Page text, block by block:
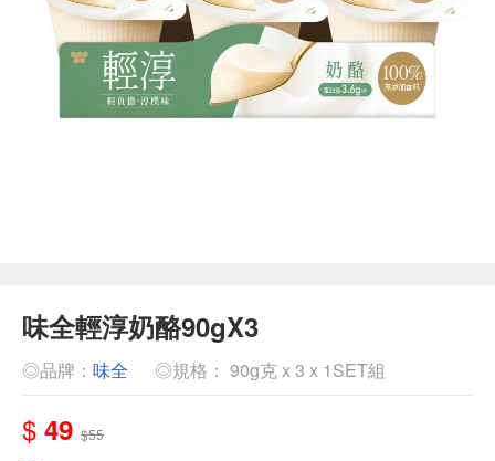
味全輕淳奶酪90gX3
◎品牌： 味全 ◎規格： 90g克 x 3 x 1SET組
$ 49 $55